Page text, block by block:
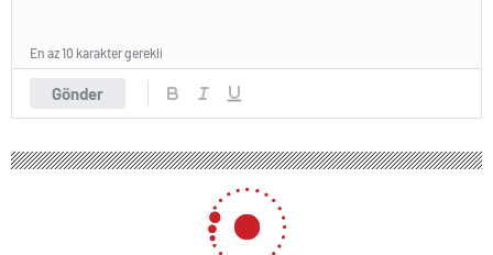
Gönder
En az 10 karakter gerekli